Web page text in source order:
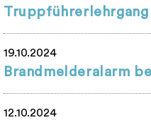
19.10.2024
Brandmelderalarm
12.10.2024